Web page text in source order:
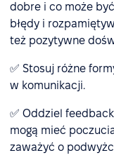
dobre i co może
błędy i
też pozytywne
✅ Stosuj różne
w komunikacji.
✅ Oddziel
mogą mieć
zaważyć o